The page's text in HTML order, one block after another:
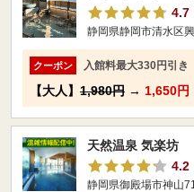
4.7
静岡県静岡市清水区
クーポン 入館料最大330円引き
【大人】 1,980円 → 1,650円
天然温泉 気楽坊
4.2
静岡県御殿場市神山